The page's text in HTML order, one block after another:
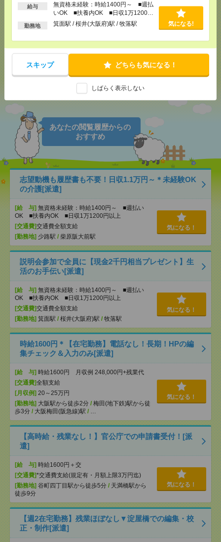
給与
無資格未経験：時給1400円～ ■週払
いOK ■扶養内OK ■日収1万1200円
以上
勤務地 箕面駅 / 桜井(大阪府)駅 / 牧落駅 気になる!
スキップ どちらも気になる！
しばらく表示しない
気になる！
で送る LINEで送る
ツイート
あなたの閲覧履歴からの
おすすめ
志望動機も履歴書も不要！日収1.1万円～＊未経験OK
の介護[派遣]
[給 与] 無資格未経験：時給1400円～ ■週払い
OK ■扶養内OK ■日収1万1200円以上
[交通費]交通費全額支給
[勤務地] 少路駅 / 柴原阪大前駅
気になる！
説明会参加で全員に【現金2千円相当プレゼント】生
活のお手伝い[派遣]
[給 与] 無資格未経験：時給1400円～ ■週払い
OK ■扶養内OK ■日収1万1200円以上
[交通費]交通費全額支給
[勤務地] 箕面駅 / 桜井(大阪府)駅 / 牧落駅
気になる！
時給1600円＊【在宅勤務】電話なし！長期！HPの編
集チェック＆入力のみ[派遣]
[給 与] 時給1600円 月収例 248,000円+残業代
[交通費]全額支給
[月収例] 20～25万円
[勤務地] 大阪駅から徒歩2分 / 梅田(地下鉄)駅から徒
歩3分 / 大阪梅田(阪急線)駅 / …
気になる！
【高時給・残業なし！】官公庁での申請書受付！[派
遣]
[給 与] 時給1600円＋交
[交通費]*交通費支給(規定有・月額上限3万円迄)
[勤務地] 谷町四丁目駅から徒歩5分 / 天満橋駅から
徒歩9分
気になる！
【週2在宅勤務】残業ほぼなし▼淀屋橋での編集・校
正・制作[派遣]